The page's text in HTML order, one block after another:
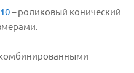
– роликовый конический